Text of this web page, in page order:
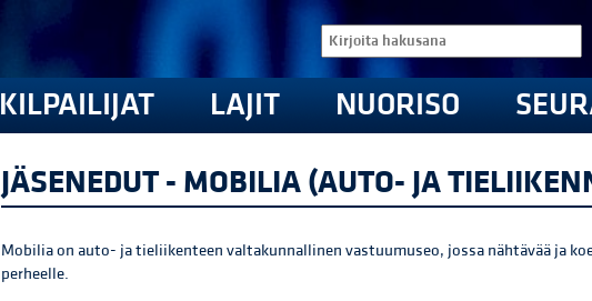
KILPAILIJAT LAJIT NUORISO
JÄSENEDUT - MOBILIA (AUTO- JA
Mobilia on auto- ja tieliikenteen valtakunnallinen vastuumuseo, jossa nähtävää ja
perheelle.